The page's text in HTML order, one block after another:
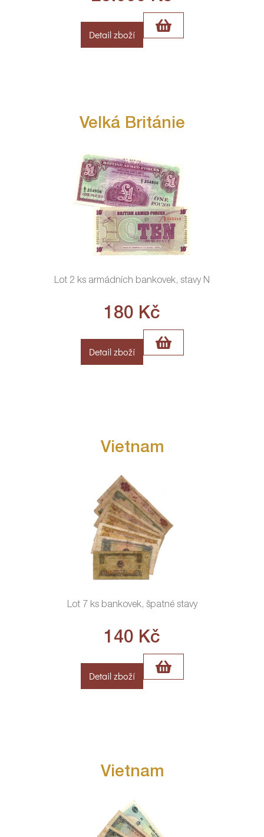
Detail zboží
Velká Británie
Lot 2 ks armádních bankovek, stavy N
180 Kč
Detail zboží
Vietnam
Lot 7 ks bankovek, špatné stavy
140 Kč
Detail zboží
Vietnam